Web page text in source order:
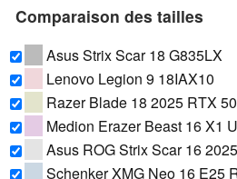
Comparaison des tailles
Asus Strix Scar 18 G835LX
Lenovo Legion 9 18IAX10
Razer Blade 18 2025 RTX
Medion Erazer Beast 16 X1
Asus ROG Strix Scar 16 2025
Schenker XMG Neo 16 E25